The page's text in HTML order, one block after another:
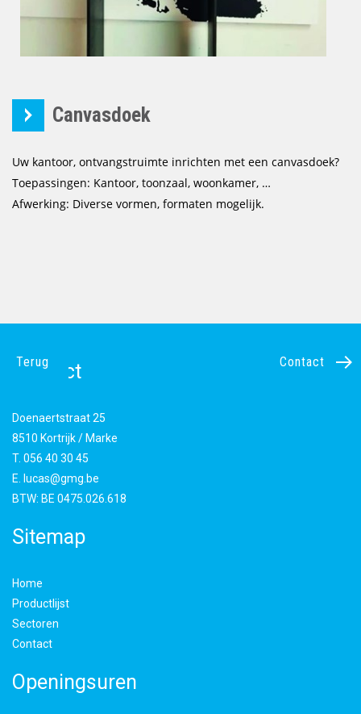
Canvasdoek
Uw kantoor, ontvangstruimte inrichten met een canvasdoek?
Toepassingen: Kantoor, toonzaal, woonkamer, …
Afwerking: Diverse vormen, formaten mogelijk.
Contact
Terug
Contact
Doenaertstraat 25
8510 Kortrijk / Marke
T. 056 40 30 45
E.
lucas@gmg.be
BTW: BE 0475.026.618
Sitemap
Home
Productlijst
Sectoren
Contact
Openingsuren